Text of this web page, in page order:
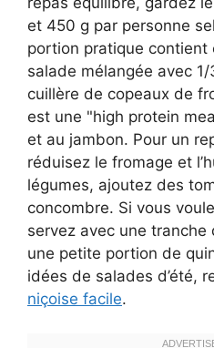
et 450 g par personne
portion pratique contient
salade mélangée avec
cuillère de copeaux de
est une "high protein
et au jambon. Pour un
réduisez le fromage et
légumes, ajoutez des
concombre. Si vous
servez avec une tranche
une petite portion de
idées de salades d’été,
niçoise facile.